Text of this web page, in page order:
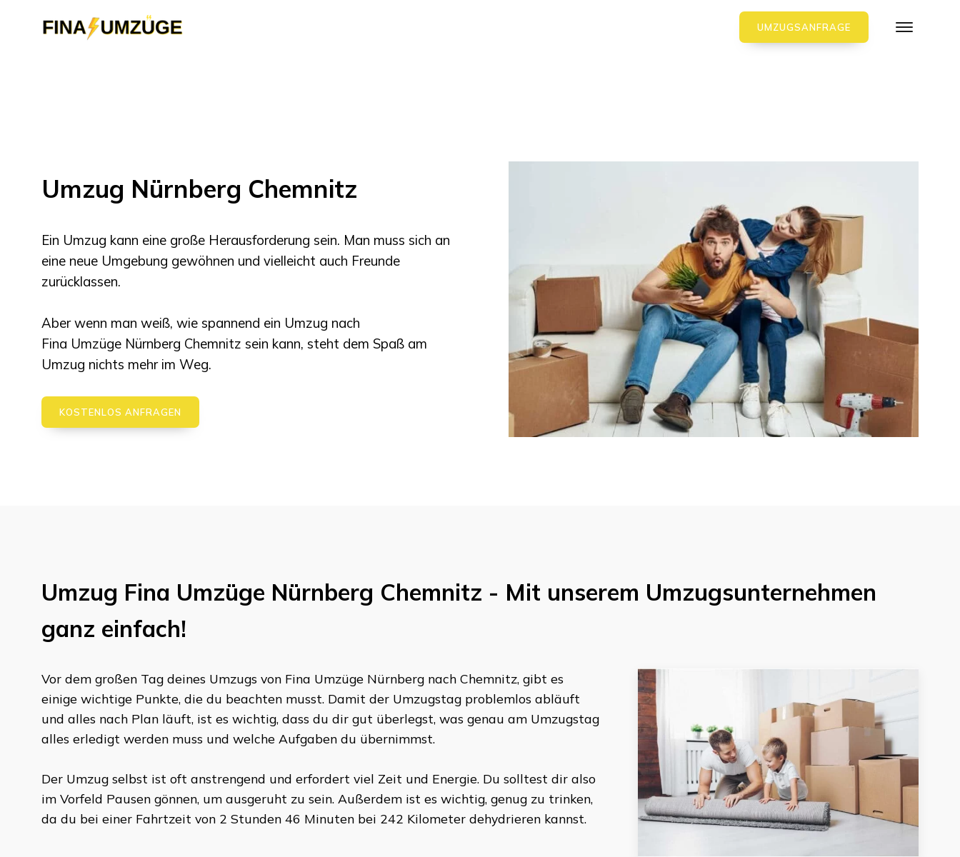
UMZUGSANFRAGE
Umzug Nürnberg Chemnitz
Ein Umzug kann eine große Herausforderung sein. Man muss sich an
eine neue Umgebung gewöhnen und vielleicht auch Freunde
zurücklassen.
Aber wenn man weiß, wie spannend ein Umzug nach
Fina Umzüge Nürnberg Chemnitz sein kann, steht dem Spaß am
Umzug nichts mehr im Weg.
KOSTENLOS ANFRAGEN
Umzug Fina Umzüge Nürnberg Chemnitz - Mit unserem Umzugsunternehmen
ganz einfach!
Vor dem großen Tag deines Umzugs von Fina Umzüge Nürnbergnach Chemnitz, gibt es
einige wichtige Punkte, die du beachten musst. Damit der Umzugstag problemlos abläuft
und alles nach Plan läuft, ist es wichtig, dass du dir gut überlegst, was genau am Umzugstag
alles erledigt werden muss und welche Aufgaben du übernimmst.
Der Umzug selbst ist oft anstrengend und erfordert viel Zeit und Energie. Du solltest dir also
im Vorfeld Pausen gönnen, um ausgeruht zu sein. Außerdem ist es wichtig, genug zu trinken,
da du bei einer Fahrtzeit von 2 Stunden 46 Minutenbei 242 Kilometerdehydrieren kannst.